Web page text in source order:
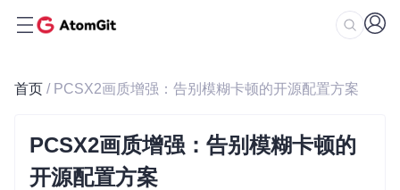
首页 / PCSX2画质增强：告别模糊卡顿的开源配置方案
PCSX2画质增强：告别模糊卡顿的
开源配置方案